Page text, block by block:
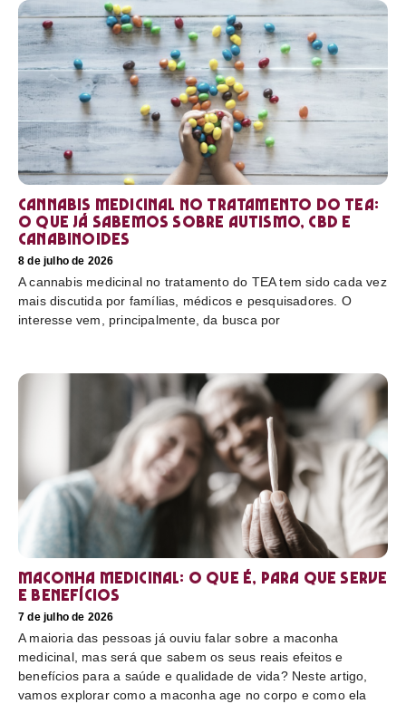
Cannabis medicinal no tratamento do TEA:
o que já sabemos sobre autismo, CBD e
canabinoides
8 de julho de 2026
A cannabis medicinal no tratamento do TEA tem sido cada vez
mais discutida por famílias, médicos e pesquisadores. O
interesse vem, principalmente, da busca por
Maconha medicinal: O que é, para que serve
e benefícios
7 de julho de 2026
A maioria das pessoas já ouviu falar sobre a maconha
medicinal, mas será que sabem os seus reais efeitos e
benefícios para a saúde e qualidade de vida? Neste artigo,
vamos explorar como a maconha age no corpo e como ela